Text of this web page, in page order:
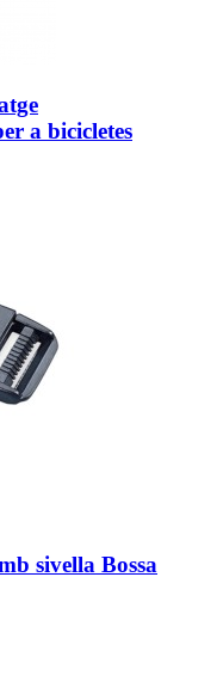
a bicicletes
sivella Bossa